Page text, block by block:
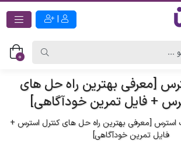
|
0
[معرفی بهترین راه حل های
+ فایل تمرین خودآگاهی]
استرس [معرفی بهترین راه حل های کنترل استرس +
فایل تمرین خودآگاهی]